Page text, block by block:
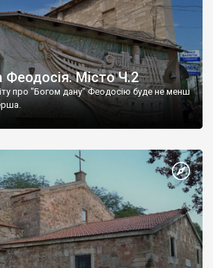
Місто Ч.2
про "Богом дану" Феодосію буде не менш